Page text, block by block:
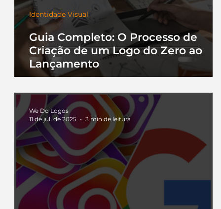
Guia Completo: O Processo de
Criação de um Logo do Zero ao
Lançamento
Identidade Visual
We Do Logos
11 de jul. de 2025
3 min de leitura